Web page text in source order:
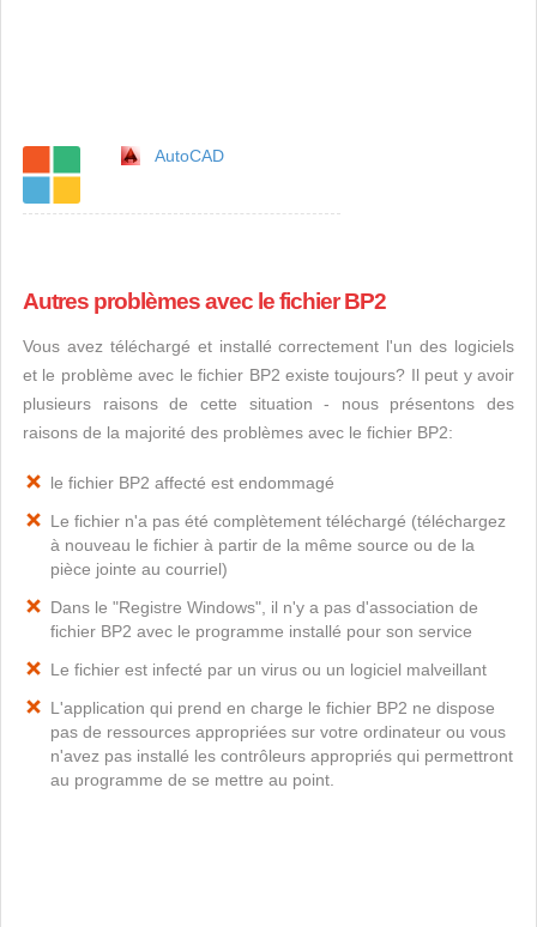
AutoCAD
Autres problèmes avec le fichier BP2
Vous avez téléchargé et installé correctement l'un des logiciels
et le problème avec le fichier BP2 existe toujours? Il peut y avoir
plusieurs raisons de cette situation - nous présentons des
raisons de la majorité des problèmes avec le fichier BP2:
le fichier BP2 affecté est endommagé
Le fichier n'a pas été complètement téléchargé (téléchargez
à nouveau le fichier à partir de la même source ou de la
pièce jointe au courriel)
Dans le "Registre Windows", il n'y a pas d'association de
fichier BP2 avec le programme installé pour son service
Le fichier est infecté par un virus ou un logiciel malveillant
L'application qui prend en charge le fichier BP2 ne dispose
pas de ressources appropriées sur votre ordinateur ou vous
n'avez pas installé les contrôleurs appropriés qui permettront
au programme de se mettre au point.